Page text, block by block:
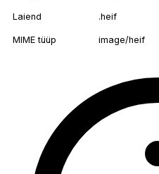
Laiend .heif
MIME tüüp image/heif